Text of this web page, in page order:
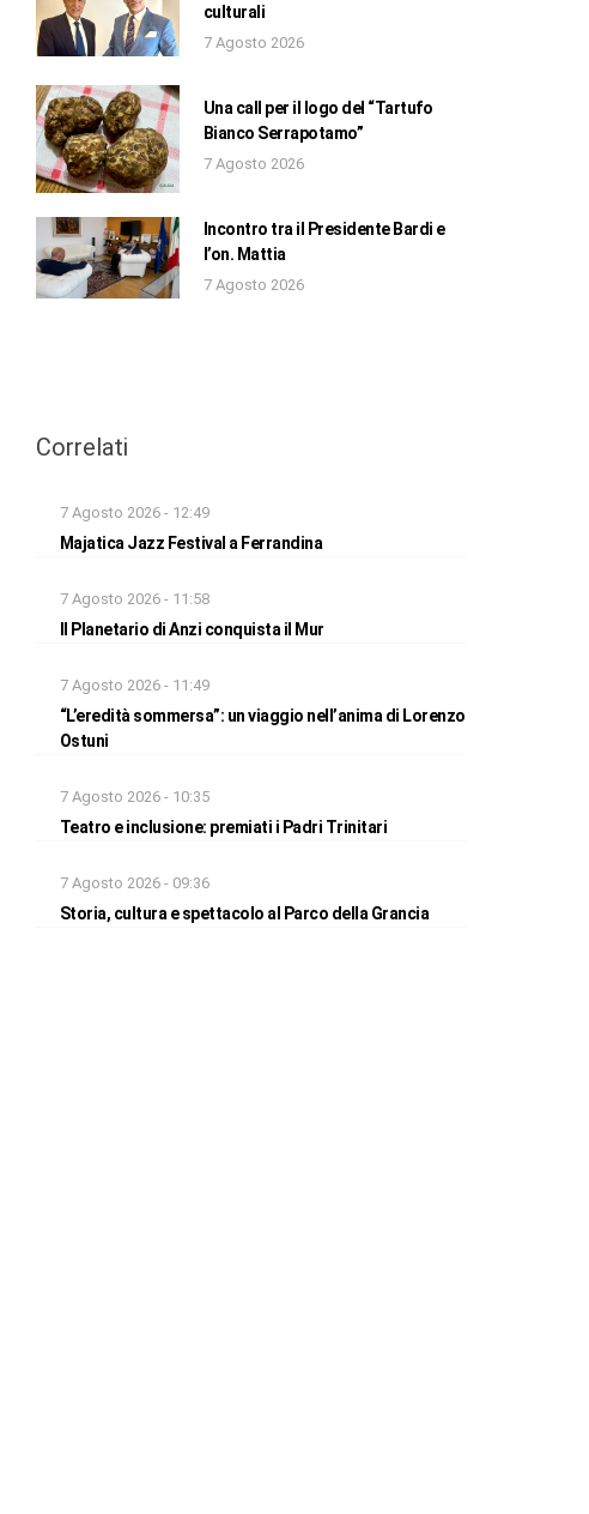
culturali
7 Agosto 2026
Una call per il logo del “Tartufo
Bianco Serrapotamo”
7 Agosto 2026
Incontro tra il Presidente Bardi e
l’on. Mattia
7 Agosto 2026
Correlati
7 Agosto 2026 - 12:49
Majatica Jazz Festival a Ferrandina
7 Agosto 2026 - 11:58
Il Planetario di Anzi conquista il Mur
7 Agosto 2026 - 11:49
“L’eredità sommersa”: un viaggio nell’anima di Lorenzo
Ostuni
7 Agosto 2026 - 10:35
Teatro e inclusione: premiati i Padri Trinitari
7 Agosto 2026 - 09:36
Storia, cultura e spettacolo al Parco della Grancia